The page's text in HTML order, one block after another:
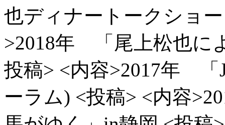
也ディナートークショ
>2018年 「尾上松也に
投稿> <内容>2017年 「
ーラム) <投稿> <内容